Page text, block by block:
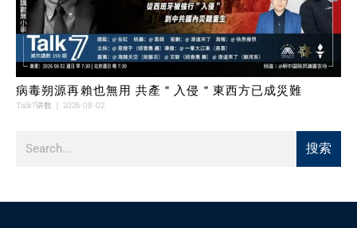
病毒朔源再賴也無用 共產＂入侵＂東西方已成災難
Talk7讲数 2026-08-02
搜索